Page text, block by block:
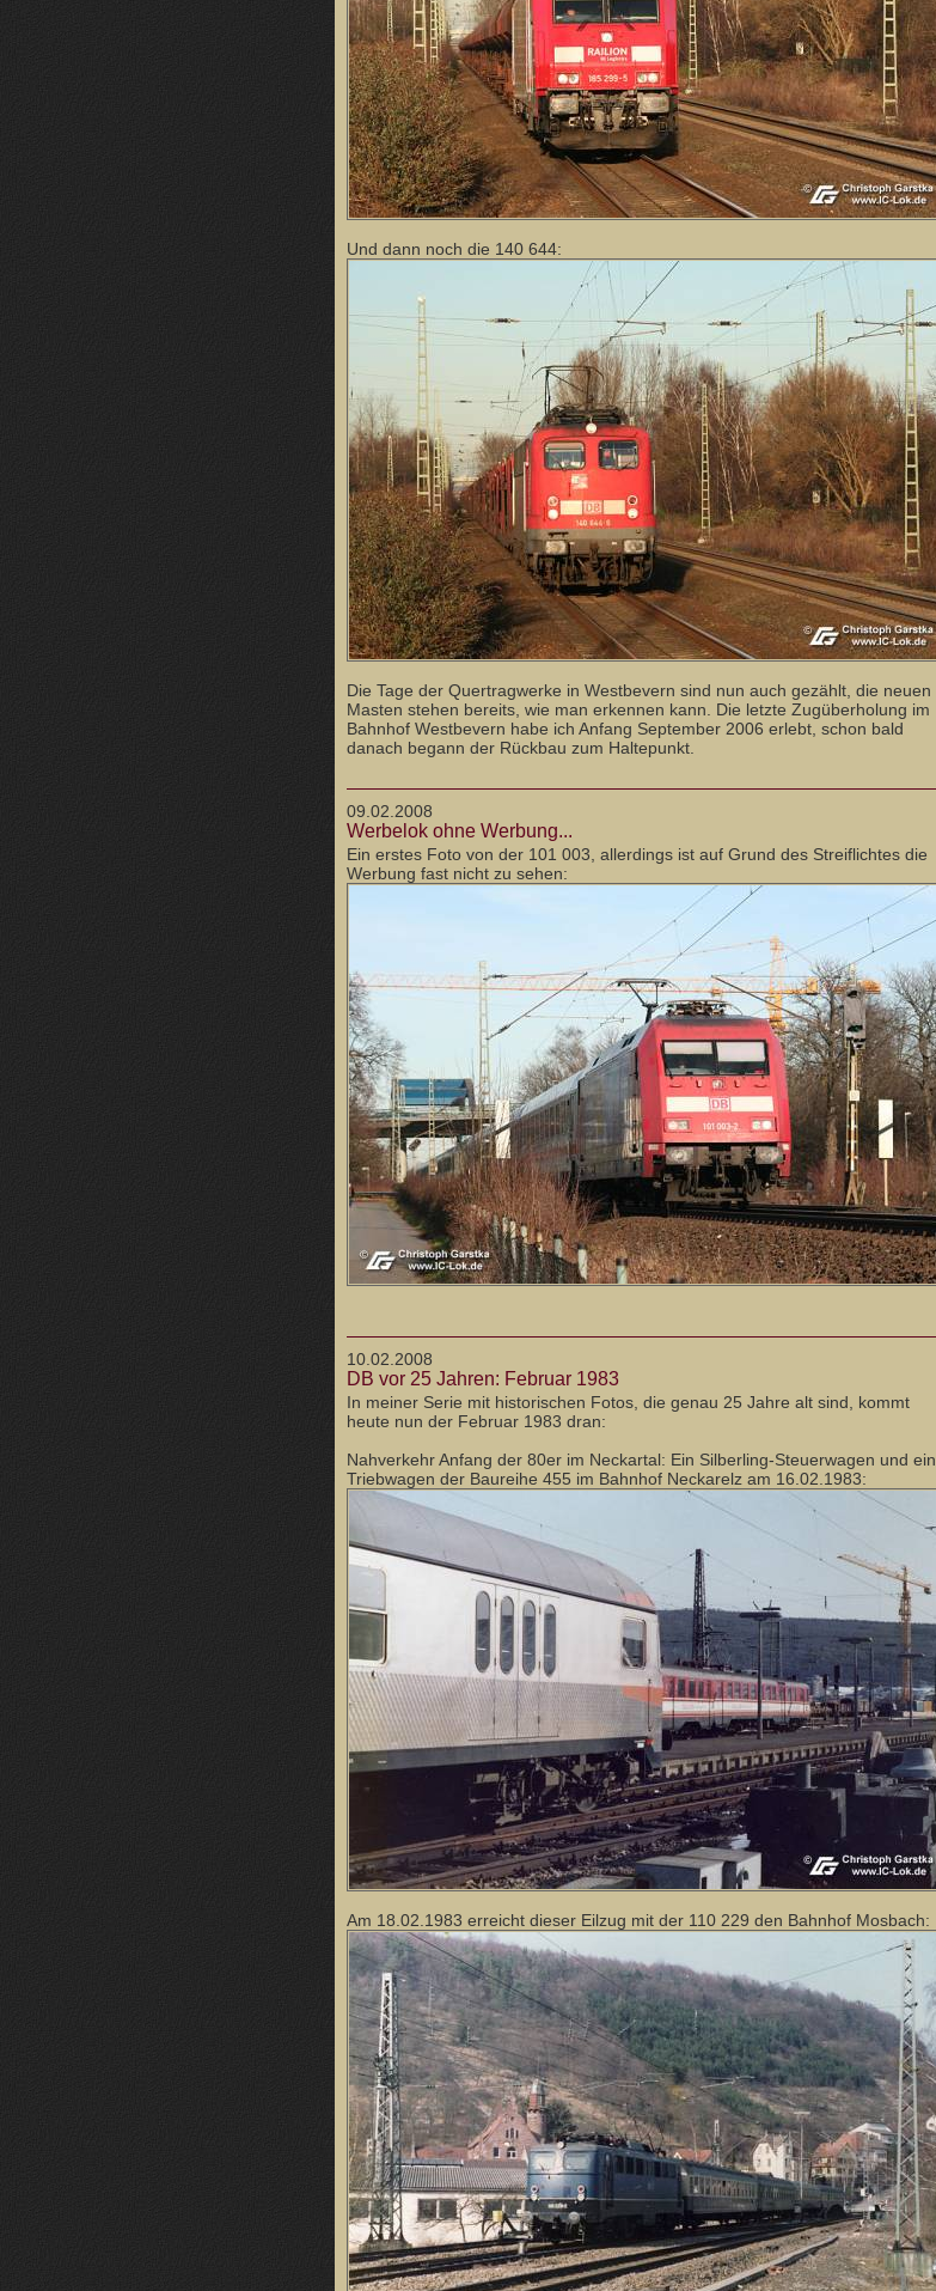
Und dann noch die 140 644:
Die Tage der Quertragwerke in Westbevern sind nun auch gezählt, die neuen
Masten stehen bereits, wie man erkennen kann. Die letzte Zugüberholung im
Bahnhof Westbevern habe ich Anfang September 2006 erlebt, schon bald
danach begann der Rückbau zum Haltepunkt.
09.02.2008
Werbelok ohne Werbung...
Ein erstes Foto von der 101 003, allerdings ist auf Grund des Streiflichtes die
Werbung fast nicht zu sehen:
10.02.2008
DB vor 25 Jahren: Februar 1983
In meiner Serie mit historischen Fotos, die genau 25 Jahre alt sind, kommt
heute nun der Februar 1983 dran:
Nahverkehr Anfang der 80er im Neckartal: Ein Silberling-Steuerwagen und ein
Triebwagen der Baureihe 455 im Bahnhof Neckarelz am 16.02.1983:
Am 18.02.1983 erreicht dieser Eilzug mit der 110 229 den Bahnhof Mosbach: